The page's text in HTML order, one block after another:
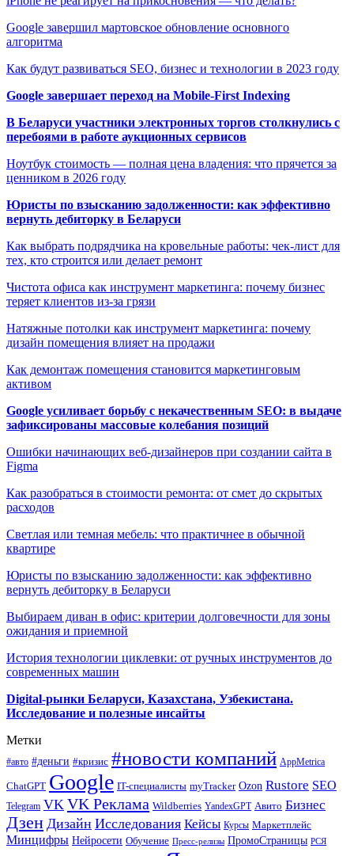
Google завершил мартовское обновление основного
алгоритма
Как будут развиваться SEO, бизнес и технологии в 2023 году
Google завершает переход на Mobile-First Indexing
В Беларуси участники электронных торгов столкнулись с
перебоями в работе аукционных сервисов
Ноутбук стоимость — полная цена владения: что прячется за
ценником в 2026 году
Юристы по взысканию задолженности: как эффективно
вернуть дебиторку в Беларуси
Как выбрать подрядчика на кровельные работы: чек-лист для
тех, кто строится или делает ремонт
Чистота офиса как инструмент маркетинга: почему бизнес
теряет клиентов из-за грязи
Натяжные потолки как инструмент маркетинга: почему
дизайн помещения влияет на продажи
Как демонтаж помещения становится маркетинговым
активом
Google усиливает борьбу с некачественным SEO: в выдаче
зафиксированы массовые колебания позиций
Ошибки начинающих веб-дизайнеров при создании сайта в
Figma
Как разобраться в стоимости ремонта: от смет до скрытых
расходов
Светлая или темная мебель: что практичнее в обычной
квартире
Юристы по взысканию задолженности: как эффективно
вернуть дебиторку в Беларуси
Выбираем диван в офис: критерии долговечности для зоны
ожидания и приемной
История технологии циклевки: от ручных инструментов до
современных машин
Digital-рынки Беларуси, Казахстана, Узбекистана.
Исследование и полезные инсайты
Метки
#авто #деньги #кризис #новости компаний AppMetrica
ChatGPT Google IT-специалисты myTracker Ozon Rustore SEO
Telegram VK VK Реклама Wildberries YandexGPT Авито Бизнес
Дзен Дизайн Исследования Кейсы Курсы Маркетплейс
Минцифры Нейросети Обучение Пресс-релизы ПромоСтраницы РСЯ